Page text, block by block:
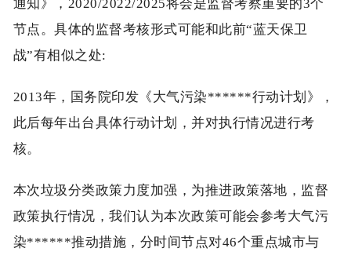
通知》，2020/2022/2025将会是监督考察重要的3个
节点。具体的监督考核形式可能和此前“蓝天保卫
战”有相似之处:
2013年，国务院印发《大气污染******行动计划》，
此后每年出台具体行动计划，并对执行情况进行考
核。
本次垃圾分类政策力度加强，为推进政策落地，监督
政策执行情况，我们认为本次政策可能会参考大气污
染******推动措施，分时间节点对46个重点城市与